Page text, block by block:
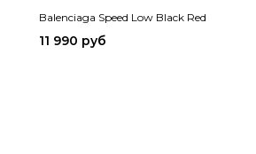
Balenciaga Speed Low Black Red
11 990 руб